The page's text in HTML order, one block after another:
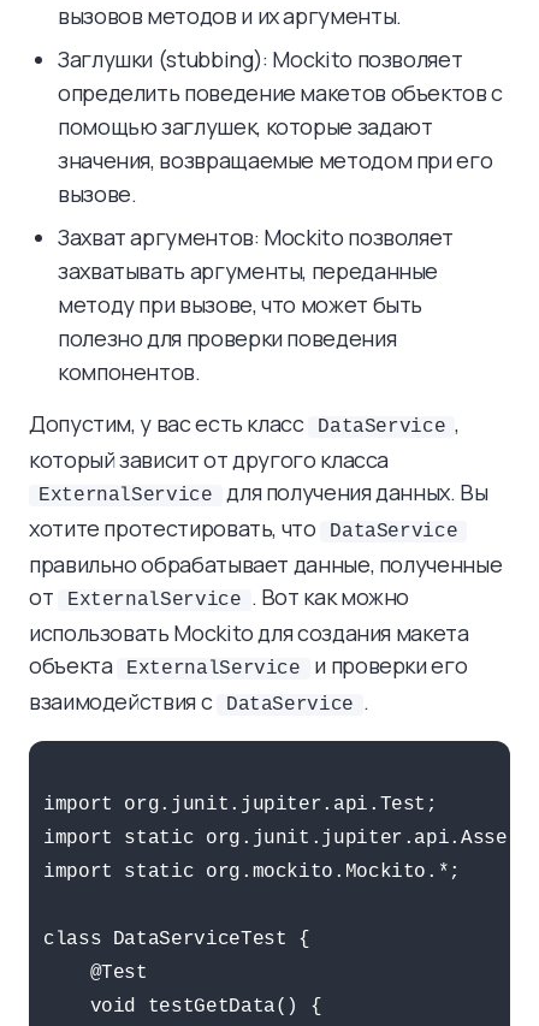
вызовов методов и их аргументы.
Заглушки (stubbing): Mockito позволяет
определить поведение макетов объектов с
помощью заглушек, которые задают
значения, возвращаемые методом при его
вызове.
Захват аргументов: Mockito позволяет
захватывать аргументы, переданные
методу при вызове, что может быть
полезно для проверки поведения
компонентов.
Допустим, у вас есть класс
DataService ,
который зависит от другого класса
ExternalService
для получения данных. Вы
хотите протестировать, что
DataService
правильно обрабатывает данные, полученные
от
ExternalService . Вот как можно
использовать Mockito для создания макета
объекта
ExternalService
и проверки его
взаимодействия с
DataService .
import org.junit.jupiter.api.Test;
import static
import static org.mockito.Mockito.*;
class DataServiceTest {
    @Test
    void testGetData() {